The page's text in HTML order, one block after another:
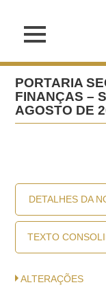
PORTARIA
FINANÇAS –
AGOSTO DE
DETALHES DA
TEXTO
ALTERAÇÕES